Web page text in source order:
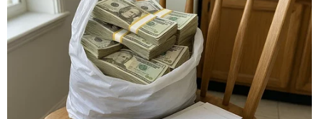
Kinh tế
Kinh doanh
Tài chính
Tín dụng nông thôn
Thông tin doanh nghiệp